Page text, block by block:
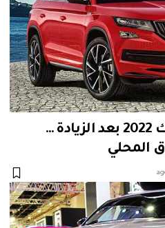
سعر سكودا كودياك 2022 بعد الزيادة …
المحلي